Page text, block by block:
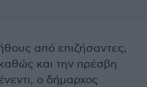
από επιζήσαντες,
και την πρέσβη
ο δήμαρχος